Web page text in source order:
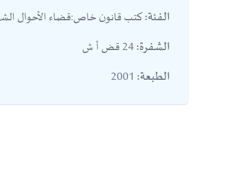
الفئة:كتب قانون خاص:قضاء الأحوال
الشفرة:
الطبعة: